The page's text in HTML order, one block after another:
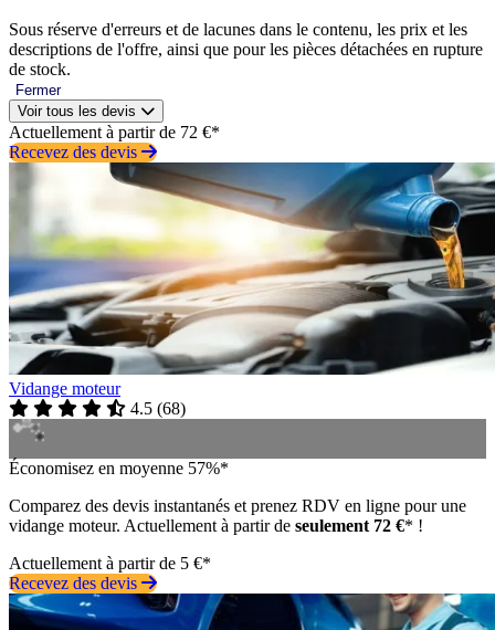
Sous réserve d'erreurs et de lacunes dans le contenu, les prix et les
descriptions de l'offre, ainsi que pour les pièces détachées en rupture
de stock.
Fermer
Voir tous les devis
Actuellement à partir de 72 €*
Recevez des devis
Vidange moteur
4.5 (68)
Économisez en moyenne 57%*
Comparez des devis instantanés et prenez RDV en ligne pour une
vidange moteur. Actuellement à partir de seulement 72 €* !
Actuellement à partir de 5 €*
Recevez des devis